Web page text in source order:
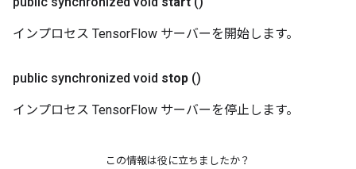
インプロセス TensorFlow サーバーを開始します。
public synchronized void stop ()
インプロセス TensorFlow サーバーを停止します。
この情報は役に立ちましたか？